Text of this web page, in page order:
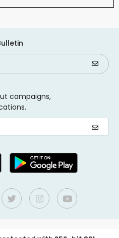
campaigns,